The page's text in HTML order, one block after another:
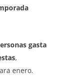
gasta
,
enero.